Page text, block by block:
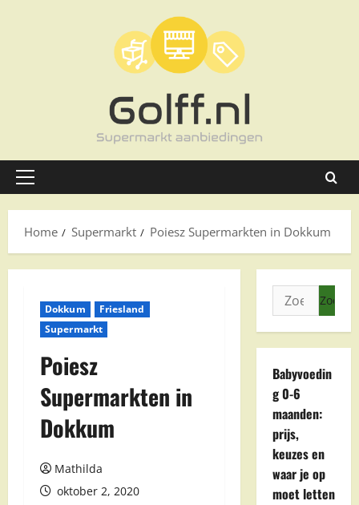
Primair
Home
Supermarkt Poiesz Supermarkten in Dokkum
Dokkum
Friesland
Supermarkt
Poiesz
Supermarkten in
Dokkum
Mathilda
oktober 2, 2020
Zoeken
naar:
Babyvoedin
g 0-6
maanden:
prijs,
keuzes en
waar je op
moet letten